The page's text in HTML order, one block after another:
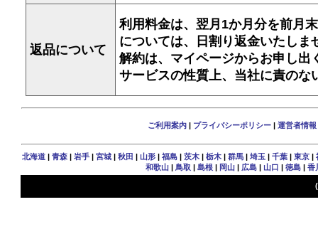
返品について
利用料金は、翌月1か月分を前月
については、日割り返金いたしま
解約は、マイページからお申し出
サービスの性質上、当社に責のな
ご利用案内 | プライバシーポリシー | 運営者情報
北海道 | 青森 | 岩手 | 宮城 | 秋田 | 山形 | 福島 | 茨木 | 栃木 | 群馬 | 埼玉 | 千葉 | 東京 |
和歌山| 鳥取 | 島根| 岡山| 広島| 山口 | 徳島| 香